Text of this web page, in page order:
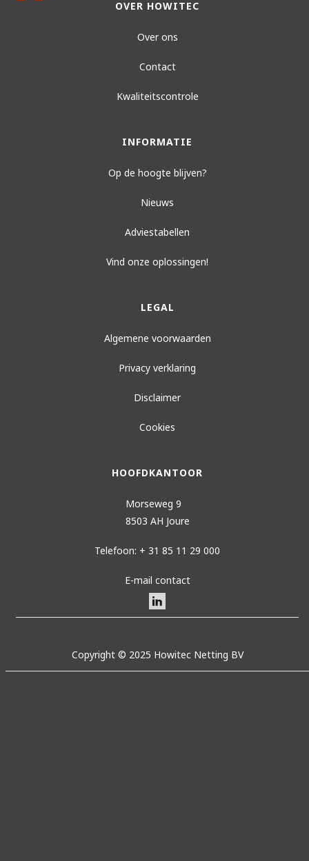
OVER HOWITEC
Over ons
Contact
Kwaliteitscontrole
INFORMATIE
Op de hoogte blijven?
Nieuws
Adviestabellen
Vind onze oplossingen!
LEGAL
Algemene voorwaarden
Privacy verklaring
Disclaimer
Cookies
HOOFDKANTOOR
Morseweg 9
8503 AH Joure
Telefoon: + 31 85 11 29 000
E-mail contact
Copyright © 2025 Howitec Netting BV